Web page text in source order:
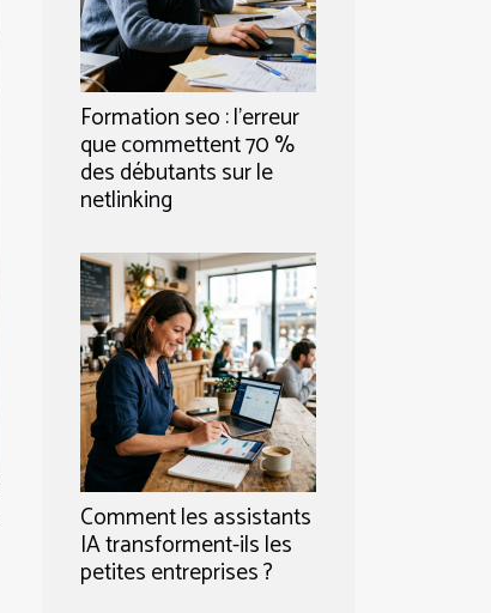
Formation seo : l’erreur
que commettent 70 %
des débutants sur le
netlinking
Comment les assistants
IA transforment-ils les
petites entreprises ?